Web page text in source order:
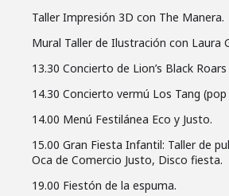
Taller Impresión 3D con The Manera.
Mural Taller de Ilustración con Laura
13.30 Concierto de Lion’s Black
14.30 Concierto vermú Los Tang
14.00 Menú Festilánea Eco y Justo.
15.00 Gran Fiesta Infantil: Taller de
Oca de Comercio Justo, Disco fiesta.
19.00 Fiestón de la espuma.